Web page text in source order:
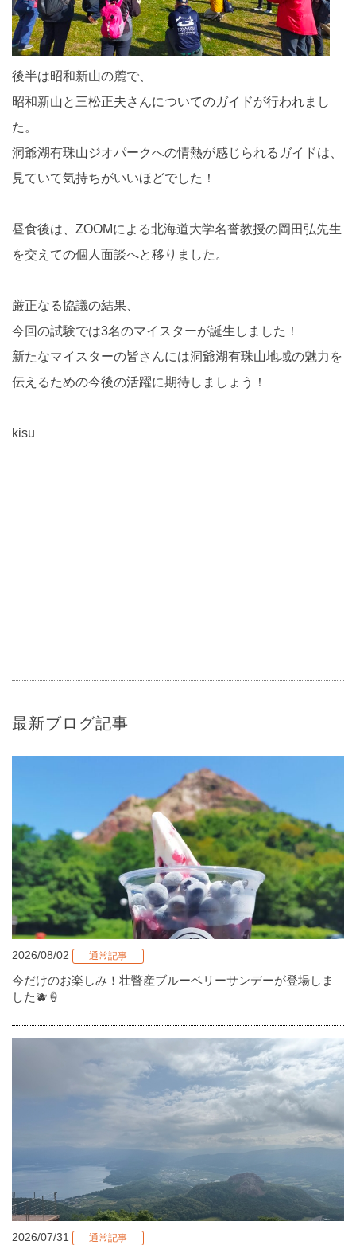
後半は昭和新山の麓で、
昭和新山と三松正夫さんについてのガイドが行われまし
た。
洞爺湖有珠山ジオパークへの情熱が感じられるガイドは、
見ていて気持ちがいいほどでした！
昼食後は、ZOOMによる北海道大学名誉教授の岡田弘先生
を交えての個人面談へと移りました。
厳正なる協議の結果、
今回の試験では3名のマイスターが誕生しました！
新たなマイスターの皆さんには洞爺湖有珠山地域の魅力を
伝えるための今後の活躍に期待しましょう！
kisu
最新ブログ記事
2026/08/02 通常記事
今だけのお楽しみ！壮瞥産ブルーベリーサンデーが登場しま
した🫐🍦
2026/07/31 通常記事